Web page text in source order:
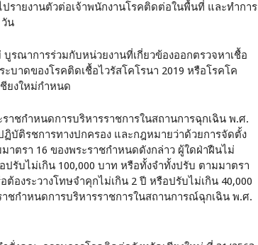
ปรายงานตัวต่อเจ้าพนักงานโรคติดต่อในพื้นที่ และทำการ
น
รณาการร่วมกับหน่วยงานที่เกี่ยวข้องออกตรวจหาเชื้อ
บาดของโรคติดเชื้อไวรัสโคโรนา 2019 หรือโรคโค
ยงใหม่กำหนด
าชกำหนดการบริหารราชการในสถานการฉุกเฉิน พ.ศ.
บัติรชการทางปกครอง และกฎหมายว่าด้วยการจัดตั้ง
ตรา 16 ของพระราชกำหนดดังกล่าว ผู้ใดฝ่าฝืนไม่
รับไม่เกิน 100,000 บาท หรือทั้งจำทั้งปรับ ตามมาตรา
งระวางโทษจำคุกไม่เกิน 2 ปี หรือปรับไม่เกิน 40,000
ชกำหนดการบริหารราชการในสถานการณ์ฉุกเฉิน พ.ศ.